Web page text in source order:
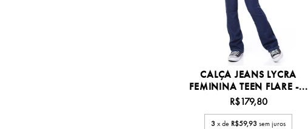
CALÇA JEANS LYCRA
FEMININA TEEN FLARE -...
R$179,80
3 x de R$59,93 sem juros